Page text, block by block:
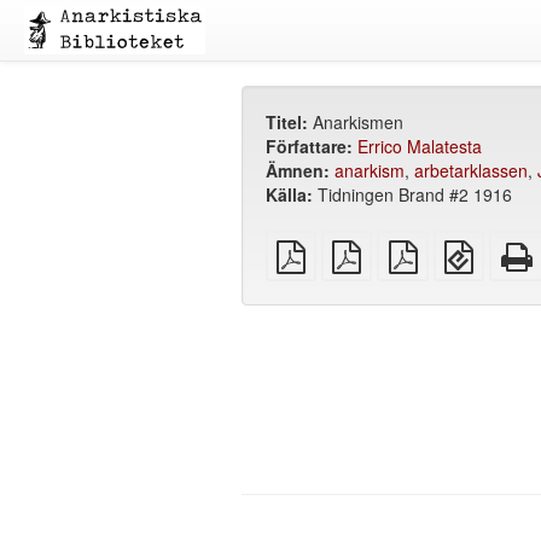
Titel: Anarkismen
Författare: Errico Malatesta
Ämnen: anarkism, arbetarklassen,
Källa: Tidningen Brand #2 1916
plain
PDF
A4
imposed
Letter
imposed
EPUB
(för